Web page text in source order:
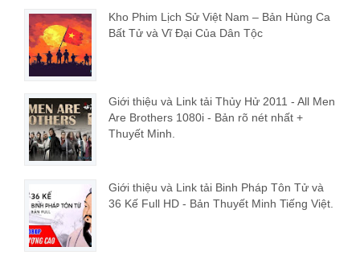
Kho Phim Lịch Sử Việt Nam – Bản Hùng Ca
Bất Tử và Vĩ Đại Của Dân Tộc
Giới thiệu và Link tải Thủy Hử 2011 - All Men
Are Brothers 1080i - Bản rõ nét nhất +
Thuyết Minh.
Giới thiệu và Link tải Binh Pháp Tôn Tử và
36 Kế Full HD - Bản Thuyết Minh Tiếng Việt.